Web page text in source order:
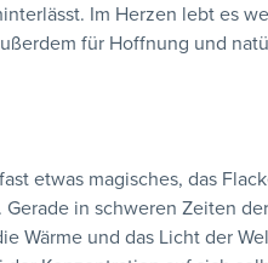
Im Herzen lebt es
für Hoffnung und
etwas magisches, das
in schweren Zeiten
Wärme und das Licht der